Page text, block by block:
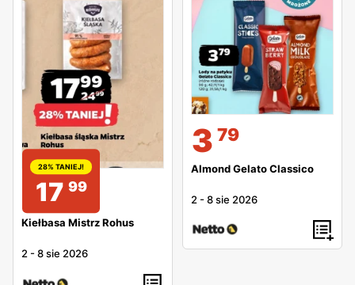
28% TANIEJ!
17 99
Kiełbasa Mistrz Rohus
2 -8 sie 2026
3 79
Almond Gelato Classico
2 -8 sie 2026